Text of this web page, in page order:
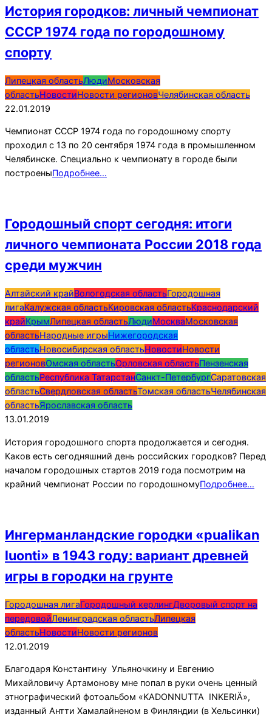
История городков: личный чемпионат
СССР 1974 года по городошному
спорту
2019-
01-
22
Липецкая областьЛюдиМосковская
областьНовостиНовости регионовЧелябинская область
22.01.2019
Чемпионат СССР 1974 года по городошному спорту
проходил с 13 по 20 сентября 1974 года в промышленном
Челябинске. Специально к чемпионату в городе были
построеныПодробнее…
Городошный спорт сегодня: итоги
личного чемпионата России 2018 года
среди мужчин
2019-
01-
13
Алтайский крайВологодская областьГородошная
лигаКалужская областьКировская областьКраснодарский
крайКрымЛипецкая областьЛюдиМоскваМосковская
областьНародные игрыНижегородская
областьНовосибирская областьНовостиНовости
регионовОмская областьОрловская областьПензенская
областьРеспублика ТатарстанСанкт-ПетербургСаратовская
областьСвердловская областьТомская областьЧелябинская
областьЯрославская область
13.01.2019
История городошного спорта продолжается и сегодня.
Каков есть сегодняшний день российских городков? Перед
началом городошных стартов 2019 года посмотрим на
крайний чемпионат России по городошномуПодробнее…
Ингерманландские городки «pualikan
luonti» в 1943 году: вариант древней
игры в городки на грунте
2019-
01-
12
Городошная лигаГородошный керлингДворовый спорт на
передовойЛенинградская областьЛипецкая
областьНовостиНовости регионов
12.01.2019
Благодаря Константину Ульяночкину и Евгению
Михайловичу Артамонову мне попал в руки очень ценный
этнографический фотоальбом «KADONNUTTA INKERIÄ»,
изданный Антти Хамалайненом в Финляндии (в Хельсинки)